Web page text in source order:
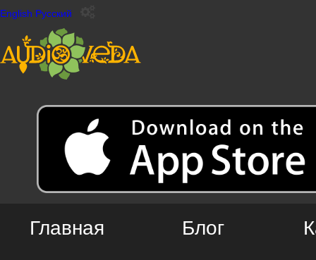
English Русский
Главная Блог